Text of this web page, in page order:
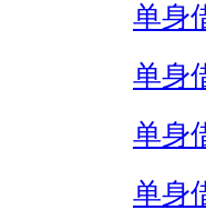
单身
单身
单身
单身